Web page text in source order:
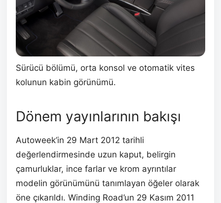
Sürücü bölümü, orta konsol ve otomatik vites
kolunun kabin görünümü.
Dönem yayınlarının bakışı
Autoweek’in 29 Mart 2012 tarihli
değerlendirmesinde uzun kaput, belirgin
çamurluklar, ince farlar ve krom ayrıntılar
modelin görünümünü tanımlayan öğeler olarak
öne çıkarıldı. Winding Road’un 29 Kasım 2011